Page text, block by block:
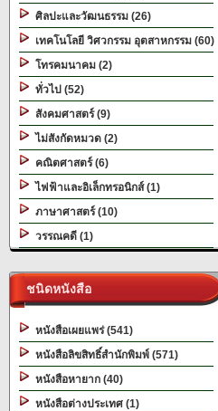
ศิลปะและวัฒนธรรม (26)
เทคโนโลยี วิศวกรรม อุตสาหกรรม (60)
โทรคมนาคม (2)
ทั่วไป (52)
สังคมศาสตร์ (9)
ไม่สังกัดหมวด (2)
คณิตศาสตร์ (6)
ไฟฟ้าและอิเล็กทรอนิกส์ (1)
ภาษาศาสตร์ (10)
วรรณคดี (1)
ชนิดหนังสือ
หนังสือเผยแพร่ (541)
หนังสือลิขสิทธิ์สำนักพิมพ์ (571)
หนังสือหายาก (40)
หนังสือต่างประเทศ (1)